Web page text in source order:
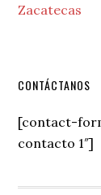
Zacatecas
Secondary
Sidebar
CONTÁCTANOS
[contact-
contacto 1″]